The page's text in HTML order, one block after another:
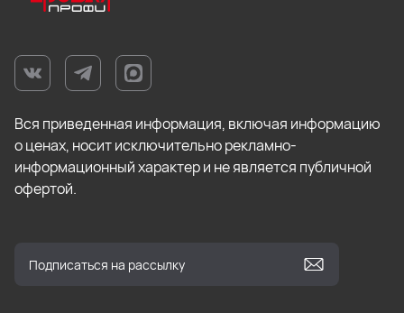
Вся приведенная информация, включая информацию
о ценах, носит исключительно рекламно-
информационный характер и не является публичной
офертой.